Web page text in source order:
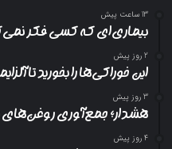
13 ساعت پیش
بیماری‌ای که کسی فکر
2 روز پیش
این خوراکی‌ها را بخورید تا
3 روز پیش
هشدار؛ جمع‌آوری روغن‌های
4 روز پیش